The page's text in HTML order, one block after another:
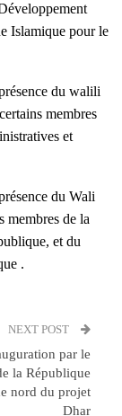
Islamique pour le
du walili
membres
et
du Wali
membres de la
et du
.
NEXT POST
par le
la République
nord du projet
Dhar